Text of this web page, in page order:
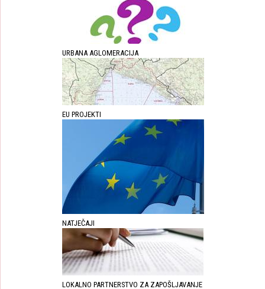
URBANA AGLOMERACIJA
EU PROJEKTI
NATJEČAJI
LOKALNO PARTNERSTVO ZA ZAPOŠLJAVANJE